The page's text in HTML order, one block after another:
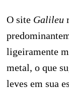
O site Galileu
ligeiramente
metal, o que
leves em sua